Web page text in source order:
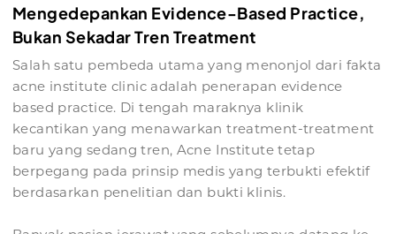
Mengedepankan Evidence-Based Practice,
Bukan Sekadar Tren Treatment
Salah satu pembeda utama yang menonjol dari fakta
acne institute clinic adalah penerapan evidence
based practice. Di tengah maraknya klinik
kecantikan yang menawarkan treatment-treatment
baru yang sedang tren, Acne Institute tetap
berpegang pada prinsip medis yang terbukti efektif
berdasarkan penelitian dan bukti klinis.